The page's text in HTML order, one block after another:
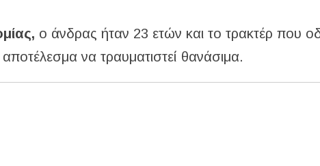
ο άνδρας ήταν 23 ετών και το τρακτέρ που
να τραυματιστεί θανάσιμα.